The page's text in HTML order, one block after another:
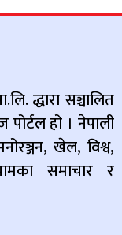
द्धारा सञ्चालित
हो । नेपाली
खेल, विश्व,
समाचार र